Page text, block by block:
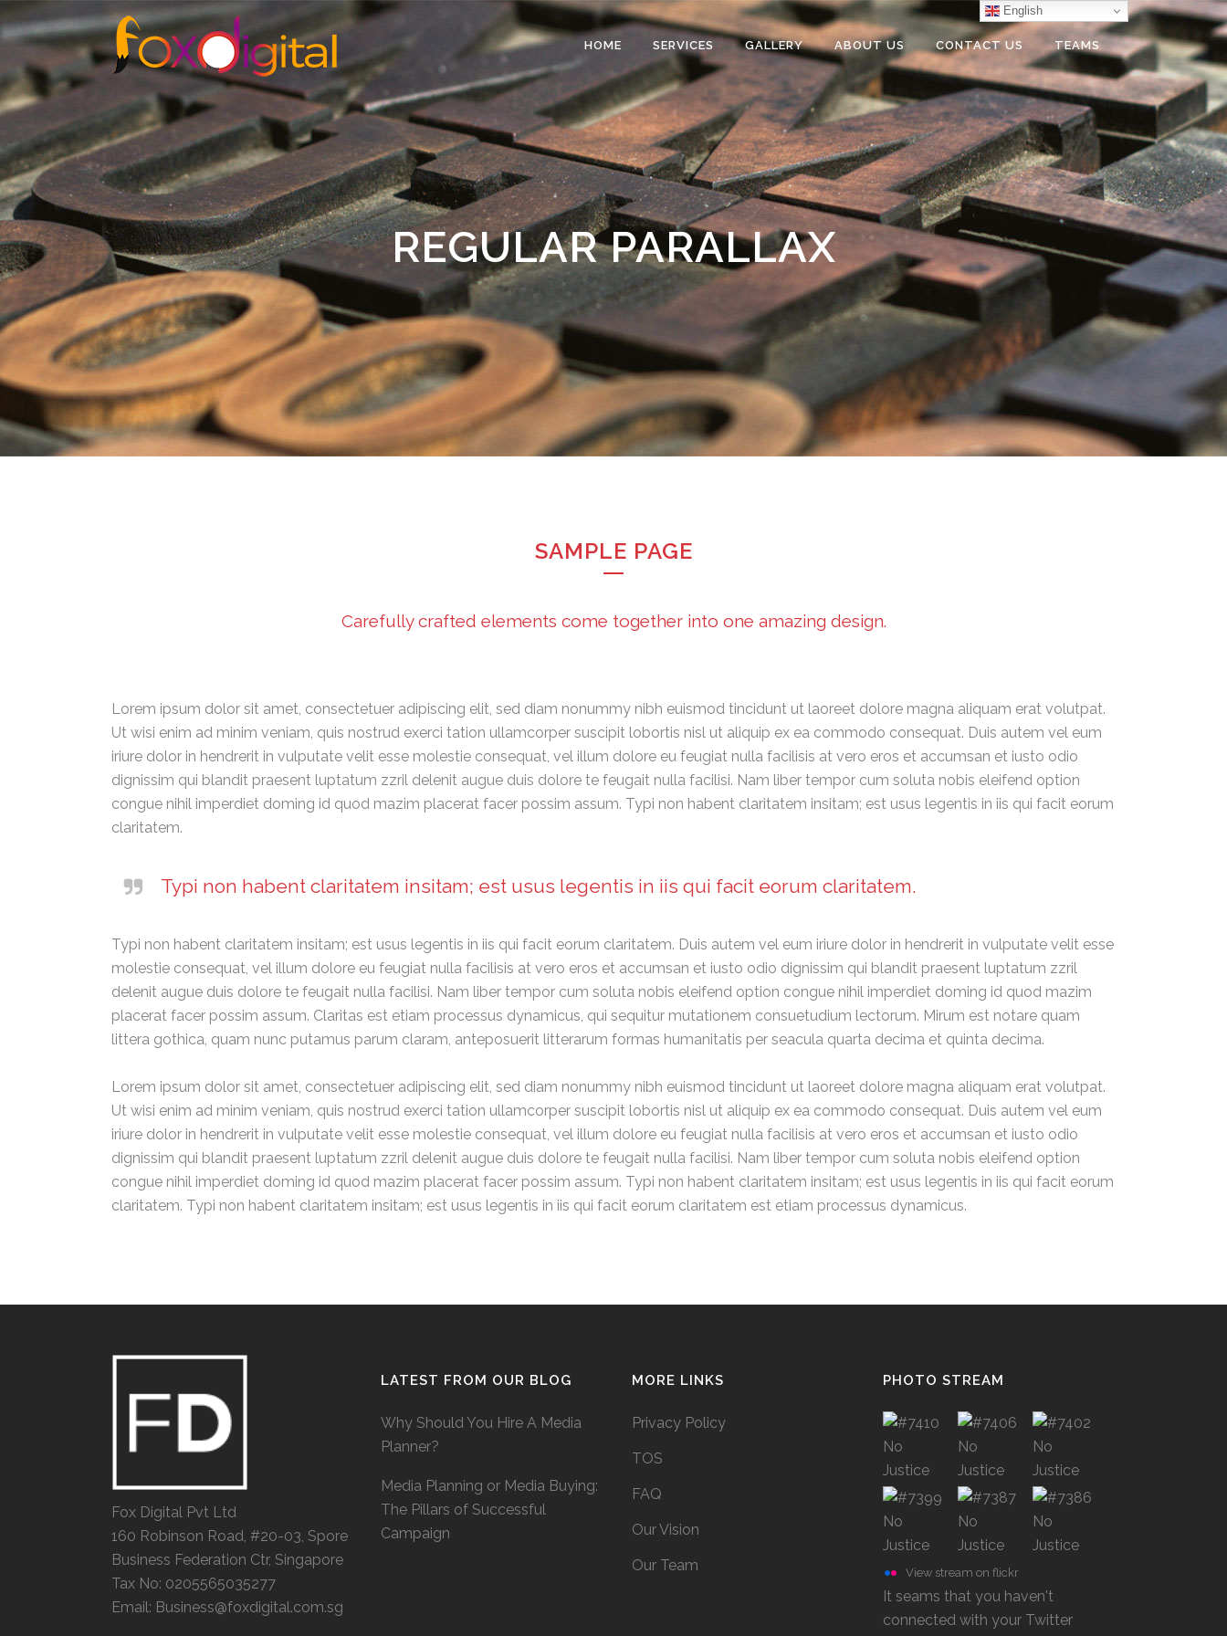
HOME SERVICES GALLERY ABOUT US CONTACT US TEAMS
REGULAR PARALLAX
SAMPLE PAGE
Carefully crafted elements come together into one amazing design.
Lorem ipsum dolor sit amet, consectetuer adipiscing elit, sed diam nonummy nibh euismod tincidunt ut laoreet dolore magna aliquam erat volutpat.
Ut wisi enim ad minim veniam, quis nostrud exerci tation ullamcorper suscipit lobortis nisl ut aliquip ex ea commodo consequat. Duis autem vel eum
iriure dolor in hendrerit in vulputate velit esse molestie consequat, vel illum dolore eu feugiat nulla facilisis at vero eros et accumsan et iusto odio
dignissim qui blandit praesent luptatum zzril delenit augue duis dolore te feugait nulla facilisi. Nam liber tempor cum soluta nobis eleifend option
congue nihil imperdiet doming id quod mazim placerat facer possim assum. Typi non habent claritatem insitam; est usus legentis in iis qui facit eorum
claritatem.
Typi non habent claritatem insitam; est usus legentis in iis qui facit eorum claritatem.
Typi non habent claritatem insitam; est usus legentis in iis qui facit eorum claritatem. Duis autem vel eum iriure dolor in hendrerit in vulputate velit esse
molestie consequat, vel illum dolore eu feugiat nulla facilisis at vero eros et accumsan et iusto odio dignissim qui blandit praesent luptatum zzril
delenit augue duis dolore te feugait nulla facilisi. Nam liber tempor cum soluta nobis eleifend option congue nihil imperdiet doming id quod mazim
placerat facer possim assum. Claritas est etiam processus dynamicus, qui sequitur mutationem consuetudium lectorum. Mirum est notare quam
littera gothica, quam nunc putamus parum claram, anteposuerit litterarum formas humanitatis per seacula quarta decima et quinta decima.
Lorem ipsum dolor sit amet, consectetuer adipiscing elit, sed diam nonummy nibh euismod tincidunt ut laoreet dolore magna aliquam erat volutpat.
Ut wisi enim ad minim veniam, quis nostrud exerci tation ullamcorper suscipit lobortis nisl ut aliquip ex ea commodo consequat. Duis autem vel eum
iriure dolor in hendrerit in vulputate velit esse molestie consequat, vel illum dolore eu feugiat nulla facilisis at vero eros et accumsan et iusto odio
dignissim qui blandit praesent luptatum zzril delenit augue duis dolore te feugait nulla facilisi. Nam liber tempor cum soluta nobis eleifend option
congue nihil imperdiet doming id quod mazim placerat facer possim assum. Typi non habent claritatem insitam; est usus legentis in iis qui facit eorum
claritatem. Typi non habent claritatem insitam; est usus legentis in iis qui facit eorum claritatem est etiam processus dynamicus.
Fox Digital Pvt Ltd
160 Robinson Road, #20-03, Spore
Business Federation Ctr, Singapore
Tax No: 0205565035277
Email: Business@foxdigital.com.sg
LATEST FROM OUR BLOG
Why Should You Hire A Media
Planner?
Media Planning or Media Buying:
The Pillars of Successful
Campaign
MORE LINKS
Privacy Policy
TOS
FAQ
Our Vision
Our Team
PHOTO STREAM
View stream on flickr
It seams that you haven't
connected with your Twitter
English